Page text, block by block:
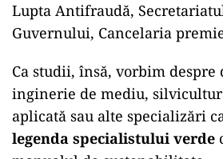
Lupta Antifraudă,
Guvernului, Cancelaria
Ca studii, însă, vorbim despre
inginerie de mediu,
aplicată sau alte specializări
legenda specialistului verde